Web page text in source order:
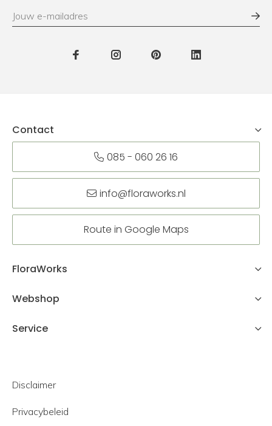
Contact
085 - 060 26 16
info@floraworks.nl
Route in Google Maps
FloraWorks
Webshop
Service
Disclaimer
Privacybeleid